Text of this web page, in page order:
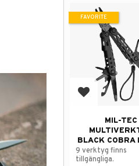
Add to
MIL-TEC
BLACK COBRA
9 verktyg finns
tillgängliga.
FAVORITE